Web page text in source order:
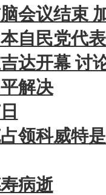
会议结束
自民党代
达开幕 讨
解决
领科威特
病逝